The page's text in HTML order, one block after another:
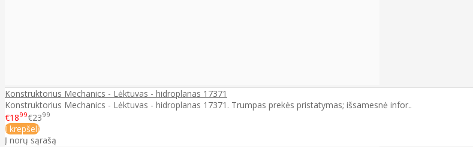
Konstruktorius Mechanics - Lėktuvas - hidroplanas 17371
Konstruktorius Mechanics - Lėktuvas - hidroplanas 17371. Trumpas prekės pristatymas; išsamesnė infor..
€1899€2399
Į krepšelį
Į norų sąrašą